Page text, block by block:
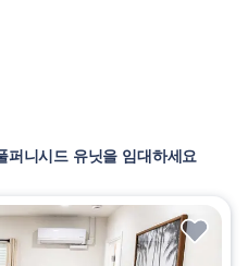
니시드 유닛을 임대하세요